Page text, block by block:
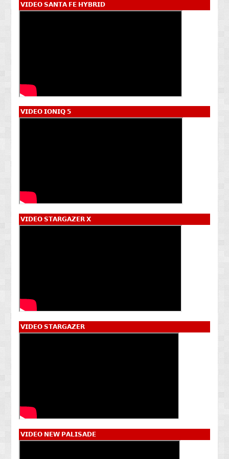
𝗩𝗜𝗗𝗘𝗢 𝗦𝗔𝗡𝗧𝗔 𝗙𝗘 𝗛𝗬𝗕𝗥𝗜𝗗
𝗩𝗜𝗗𝗘𝗢 𝗜𝗢𝗡𝗜𝗤 𝟱
𝗩𝗜𝗗𝗘𝗢 𝗦𝗧𝗔𝗥𝗚𝗔𝗭𝗘𝗥 𝗫
𝗩𝗜𝗗𝗘𝗢 𝗦𝗧𝗔𝗥𝗚𝗔𝗭𝗘𝗥
𝗩𝗜𝗗𝗘𝗢 𝗡𝗘𝗪 𝗣𝗔𝗟𝗜𝗦𝗔𝗗𝗘